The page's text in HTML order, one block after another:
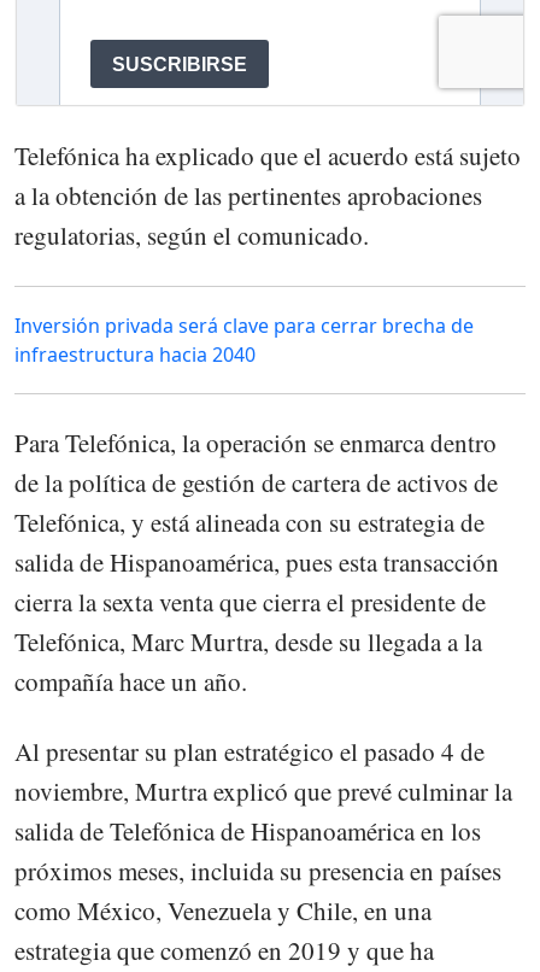
Telefónica ha explicado que el acuerdo está sujeto
a la obtención de las pertinentes aprobaciones
regulatorias, según el comunicado.
Inversión privada será clave para cerrar brecha de
infraestructura hacia 2040
Para Telefónica, la operación se enmarca dentro
de la política de gestión de cartera de activos de
Telefónica, y está alineada con su estrategia de
salida de Hispanoamérica, pues esta transacción
cierra la sexta venta que cierra el presidente de
Telefónica, Marc Murtra, desde su llegada a la
compañía hace un año.
Al presentar su plan estratégico el pasado 4 de
noviembre, Murtra explicó que prevé culminar la
salida de Telefónica de Hispanoamérica en los
próximos meses, incluida su presencia en países
como México, Venezuela y Chile, en una
estrategia que comenzó en 2019 y que ha